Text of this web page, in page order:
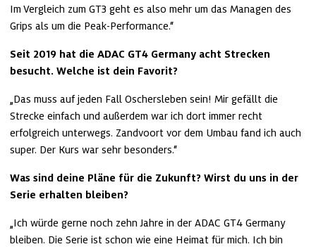
Im Vergleich zum GT3 geht es also mehr um das Managen des
Grips als um die Peak-Performance.“
Seit 2019 hat die ADAC GT4 Germany acht Strecken
besucht. Welche ist dein Favorit?
„Das muss auf jeden Fall Oschersleben sein! Mir gefällt die
Strecke einfach und außerdem war ich dort immer recht
erfolgreich unterwegs. Zandvoort vor dem Umbau fand ich auch
super. Der Kurs war sehr besonders.“
Was sind deine Pläne für die Zukunft? Wirst du uns in der
Serie erhalten bleiben?
„Ich würde gerne noch zehn Jahre in der ADAC GT4 Germany
bleiben. Die Serie ist schon wie eine Heimat für mich. Ich bin